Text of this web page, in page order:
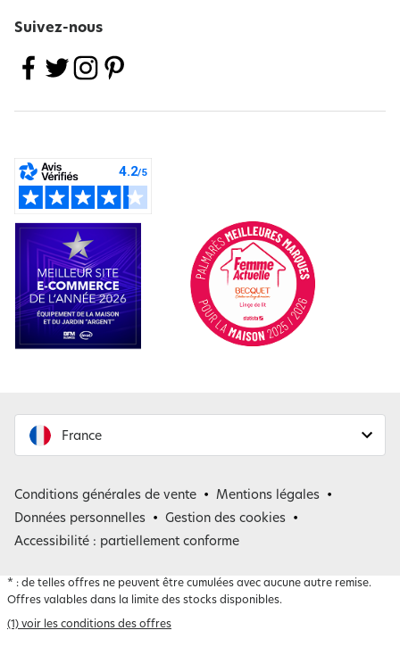
Suivez-nous
France
Belgique
Conditions générales de vente
Mentions légales
Données personnelles
Gestion des cookies
Accessibilité : partiellement conforme
* : de telles offres ne peuvent être cumulées avec aucune autre remise.
Offres valables dans la limite des stocks disponibles.
(1) voir les conditions des offres